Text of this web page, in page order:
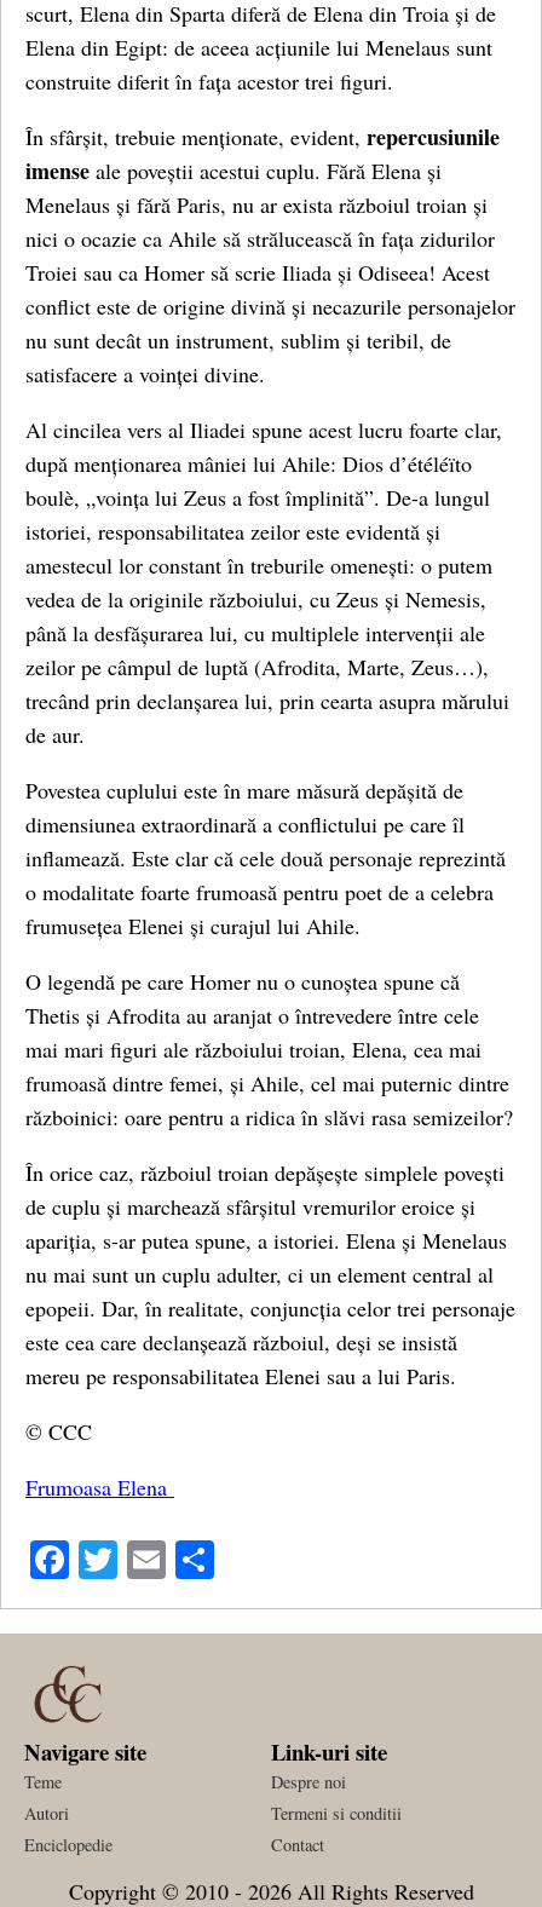
scurt, Elena din Sparta diferă de Elena din Troia și de
Elena din Egipt: de aceea acțiunile lui Menelaus sunt
construite diferit în fața acestor trei figuri.
În sfârșit, trebuie menționate, evident, repercusiunile
imense ale poveștii acestui cuplu. Fără Elena și
Menelaus și fără Paris, nu ar exista războiul troian și
nici o ocazie ca Ahile să strălucească în fața zidurilor
Troiei sau ca Homer să scrie Iliada și Odiseea! Acest
conflict este de origine divină și necazurile personajelor
nu sunt decât un instrument, sublim și teribil, de
satisfacere a voinței divine.
Al cincilea vers al Iliadei spune acest lucru foarte clar,
după menționarea mâniei lui Ahile: Dios d’étéléïto
boulè, „voința lui Zeus a fost împlinită”. De-a lungul
istoriei, responsabilitatea zeilor este evidentă și
amestecul lor constant în treburile omenești: o putem
vedea de la originile războiului, cu Zeus și Nemesis,
până la desfășurarea lui, cu multiplele intervenții ale
zeilor pe câmpul de luptă (Afrodita, Marte, Zeus…),
trecând prin declanșarea lui, prin cearta asupra mărului
de aur.
Povestea cuplului este în mare măsură depășită de
dimensiunea extraordinară a conflictului pe care îl
inflamează. Este clar că cele două personaje reprezintă
o modalitate foarte frumoasă pentru poet de a celebra
frumusețea Elenei și curajul lui Ahile.
O legendă pe care Homer nu o cunoștea spune că
Thetis și Afrodita au aranjat o întrevedere între cele
mai mari figuri ale războiului troian, Elena, cea mai
frumoasă dintre femei, și Ahile, cel mai puternic dintre
războinici: oare pentru a ridica în slăvi rasa semizeilor?
În orice caz, războiul troian depășește simplele povești
de cuplu și marchează sfârșitul vremurilor eroice și
apariția, s-ar putea spune, a istoriei. Elena și Menelaus
nu mai sunt un cuplu adulter, ci un element central al
epopeii. Dar, în realitate, conjuncția celor trei personaje
este cea care declanșează războiul, deși se insistă
mereu pe responsabilitatea Elenei sau a lui Paris.
© CCC
Frumoasa Elena
Facebook
Twitter
Email
Navigare site
Teme
Autori
Enciclopedie
Link-uri site
Despre noi
Termeni si conditii
Contact
Copyright © 2010 - 2026 All Rights Reserved